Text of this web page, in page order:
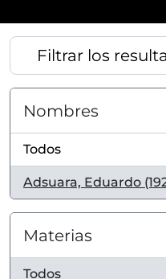
Filtrar los
Nombres
Todos
Adsuara, Eduardo
, 1 resultados
Materias
Todos